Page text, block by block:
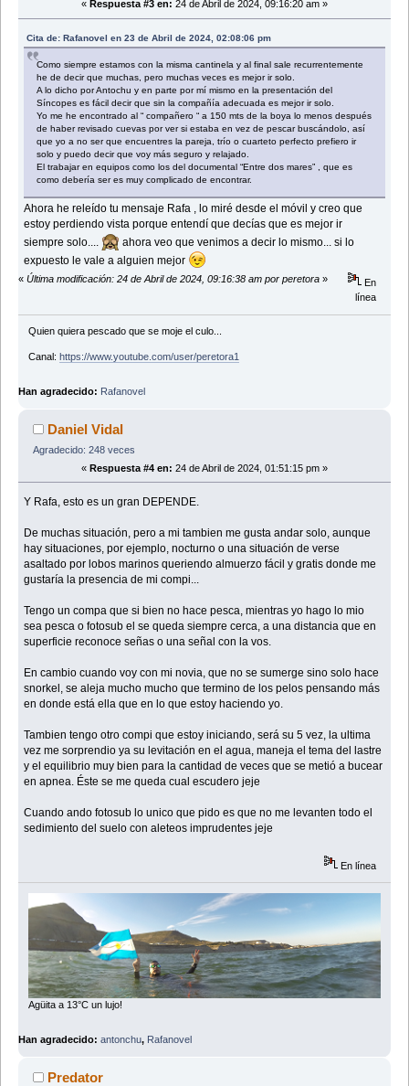
« Respuesta #3 en: 24 de Abril de 2024, 09:16:20 am »
Cita de: Rafanovel en 23 de Abril de 2024, 02:08:06 pm
Como siempre estamos con la misma cantinela y al final sale recurrentemente
he de decir que muchas, pero muchas veces es mejor ir solo.
A lo dicho por Antochu y en parte por mí mismo en la presentación del
Síncopes es fácil decir que sin la compañía adecuada es mejor ir solo.
Yo me he encontrado al “ compañero “ a 150 mts de la boya lo menos después
de haber revisado cuevas por ver si estaba en vez de pescar buscándolo, así
que yo a no ser que encuentres la pareja, trío o cuarteto perfecto prefiero ir
solo y puedo decir que voy más seguro y relajado.
El trabajar en equipos como los del documental “Entre dos mares” , que es
como debería ser es muy complicado de encontrar.
Ahora he releído tu mensaje Rafa , lo miré desde el móvil y creo que
estoy perdiendo vista porque entendí que decías que es mejor ir
siempre solo....
ahora veo que venimos a decir lo mismo... si lo
expuesto le vale a alguien mejor
« Última modificación: 24 de Abril de 2024, 09:16:38 am por peretora »
En
línea
Quien quiera pescado que se moje el culo...
Canal: https://www.youtube.com/user/peretora1
Han agradecido: Rafanovel
Daniel Vidal
Agradecido: 248 veces
« Respuesta #4 en: 24 de Abril de 2024, 01:51:15 pm »
Y Rafa, esto es un gran DEPENDE.
De muchas situación, pero a mi tambien me gusta andar solo, aunque
hay situaciones, por ejemplo, nocturno o una situación de verse
asaltado por lobos marinos queriendo almuerzo fácil y gratis donde me
gustaría la presencia de mi compi...
Tengo un compa que si bien no hace pesca, mientras yo hago lo mio
sea pesca o fotosub el se queda siempre cerca, a una distancia que en
superficie reconoce señas o una señal con la vos.
En cambio cuando voy con mi novia, que no se sumerge sino solo hace
snorkel, se aleja mucho mucho que termino de los pelos pensando más
en donde está ella que en lo que estoy haciendo yo.
Tambien tengo otro compi que estoy iniciando, será su 5 vez, la ultima
vez me sorprendio ya su levitación en el agua, maneja el tema del lastre
y el equilibrio muy bien para la cantidad de veces que se metió a bucear
en apnea. Éste se me queda cual escudero jeje
Cuando ando fotosub lo unico que pido es que no me levanten todo el
sedimiento del suelo con aleteos imprudentes jeje
En línea
Agüita a 13°C un lujo!
Han agradecido: antonchu, Rafanovel
Predator